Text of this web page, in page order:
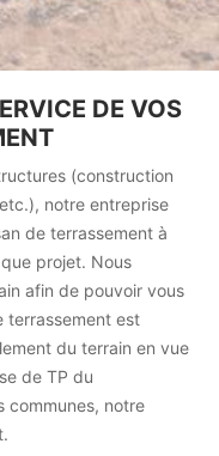
DE VOS
(construction
notre entreprise
de terrassement à
projet. Nous
afin de pouvoir vous
terrassement est
du terrain en vue
de TP du
communes, notre